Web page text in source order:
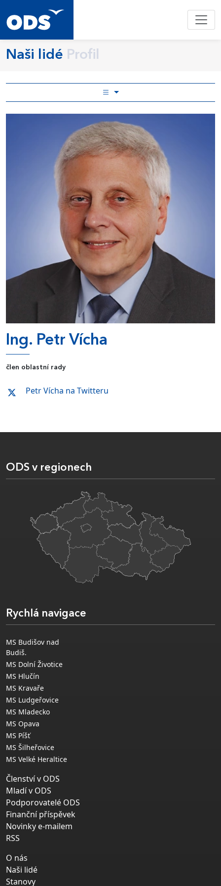
Naši lidé Profil
Ing. Petr Vícha
člen oblastní rady
Petr Vícha na Twitteru
ODS v regionech
Rychlá navigace
MS Budišov nad
Budiš.
MS Dolní Životice
MS Hlučín
MS Kravaře
MS Ludgeřovice
MS Mladecko
MS Opava
MS Píšť
MS Šilheřovice
MS Velké Heraltice
Členství v ODS
Mladí v ODS
Podporovatelé ODS
Finanční příspěvek
Novinky e-mailem
RSS
O nás
Naši lidé
Stanovy